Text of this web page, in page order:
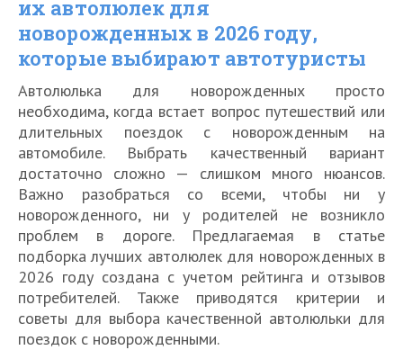
природе
в
2026
году
их автолюлек для
новорожденных в 2026 году,
которые выбирают автотуристы
Автолюлька для новорожденных просто
необходима, когда встает вопрос путешествий или
длительных поездок с новорожденным на
автомобиле. Выбрать качественный вариант
достаточно сложно — слишком много нюансов.
Важно разобраться со всеми, чтобы ни у
новорожденного, ни у родителей не возникло
проблем в дороге. Предлагаемая в статье
подборка лучших автолюлек для новорожденных в
2026 году создана с учетом рейтинга и отзывов
потребителей. Также приводятся критерии и
советы для выбора качественной автолюльки для
поездок с новорожденными.